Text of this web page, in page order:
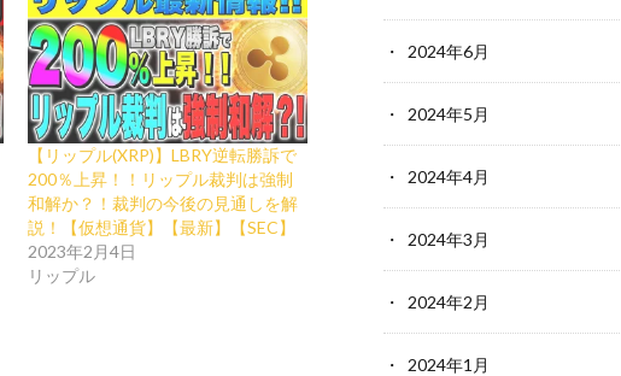
【リップル(XRP)】LBRY逆転勝訴で
200％上昇！！リップル裁判は強制
和解か？！裁判の今後の見通しを解
説！【仮想通貨】【最新】【SEC】
2023年2月4日
リップル
2024年6月
2024年5月
2024年4月
2024年3月
2024年2月
2024年1月